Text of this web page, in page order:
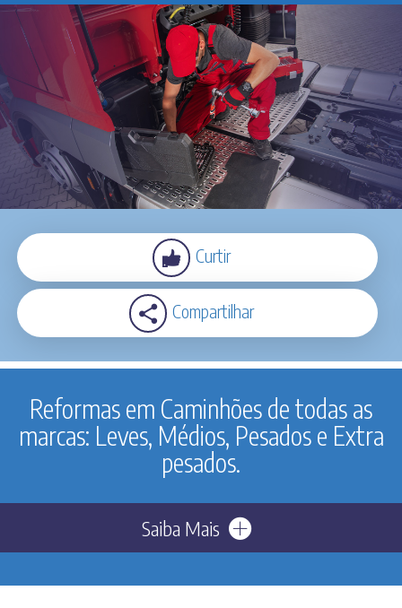
Curtir
Compartilhar
O melhor custo x benefício do país!
Saiba Mais